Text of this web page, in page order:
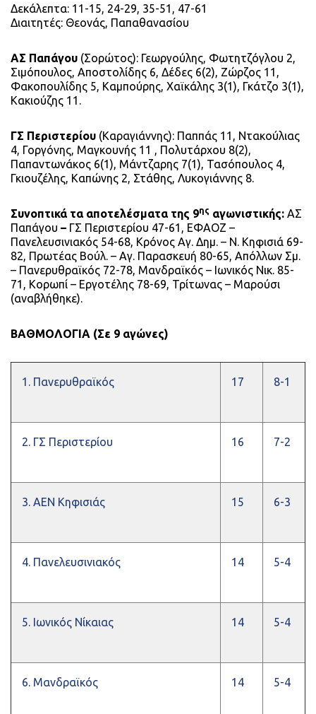
Δεκάλεπτα: 11-15, 24-29, 35-51, 47-61
Διαιτητές: Θεονάς, Παπαθανασίου
ΑΣ Παπάγου (Σορώτος): Γεωργούλης, Φωτητζόγλου 2,
Σιμόπουλος, Αποστολίδης 6, Δέδες 6(2), Ζώρζος 11,
Φακοπουλίδης 5, Καμπούρης, Χαϊκάλης 3(1), Γκάτζο 3(1),
Κακιούζης 11.
ΓΣ Περιστερίου (Καραγιάννης): Παππάς 11, Ντακούλιας
4, Γοργόνης, Μαγκουνής 11 , Πολυτάρχου 8(2),
Παπαντωνάκος 6(1), Μάντζαρης 7(1), Τασόπουλος 4,
Γκιουζέλης, Καπώνης 2, Στάθης, Λυκογιάννης 8.
Συνοπτικά τα αποτελέσματα της 9ης αγωνιστικής: ΑΣ
Παπάγου – ΓΣ Περιστερίου 47-61, ΕΦΑΟΖ –
Πανελευσινιακός 54-68, Κρόνος Αγ. Δημ. – Ν. Κηφισιά 69-
82, Πρωτέας Βούλ. – Αγ. Παρασκευή 80-65, Απόλλων Σμ.
– Πανερυθραϊκός 72-78, Μανδραϊκός – Ιωνικός Νικ. 85-
71, Κορωπί – Εργοτέλης 78-69, Τρίτωνας – Μαρούσι
(αναβλήθηκε).
ΒΑΘΜΟΛΟΓΙΑ (Σε 9 αγώνες)
1. Πανερυθραϊκός 17 8-1
2. ΓΣ Περιστερίου 16 7-2
3. ΑΕΝ Κηφισιάς 15 6-3
4. Πανελευσινιακός 14 5-4
5. Ιωνικός Νίκαιας 14 5-4
6. Μανδραϊκός 14 5-4